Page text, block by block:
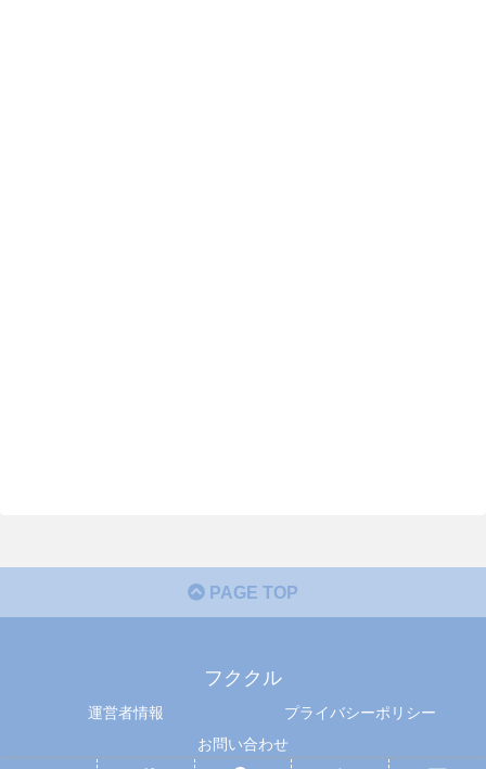
PAGE TOP
フククル
運営者情報
プライバシーポリシー
お問い合わせ